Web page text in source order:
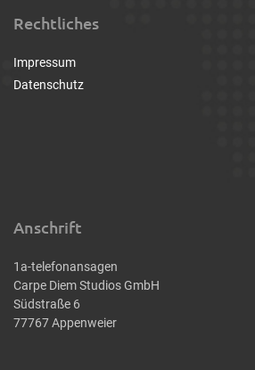
Rechtliches
Impressum
Datenschutz
Anschrift
1a-telefonansagen
Carpe Diem Studios GmbH
Südstraße 6
77767 Appenweier